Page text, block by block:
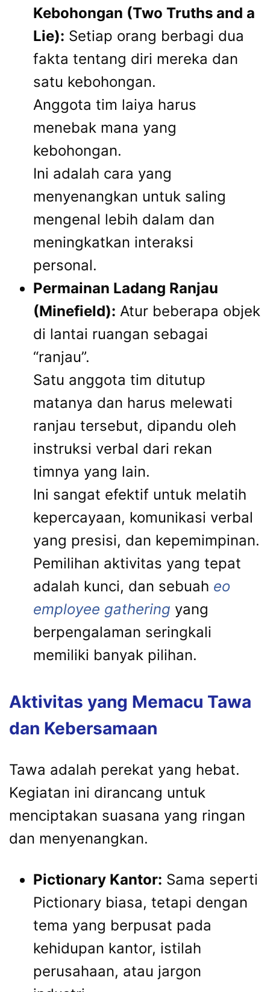
Kebohongan (Two Truths and a
Lie): Setiap orang berbagi dua
fakta tentang diri mereka dan
satu kebohongan.
Anggota tim laiya harus
menebak mana yang
kebohongan.
Ini adalah cara yang
menyenangkan untuk saling
mengenal lebih dalam dan
meningkatkan interaksi
personal.
Permainan Ladang Ranjau
(Minefield): Atur beberapa objek
di lantai ruangan sebagai
“ranjau”.
Satu anggota tim ditutup
matanya dan harus melewati
ranjau tersebut, dipandu oleh
instruksi verbal dari rekan
timnya yang lain.
Ini sangat efektif untuk melatih
kepercayaan, komunikasi verbal
yang presisi, dan kepemimpinan.
Pemilihan aktivitas yang tepat
adalah kunci, dan sebuah eo
employee gathering yang
berpengalaman seringkali
memiliki banyak pilihan.
Aktivitas yang Memacu Tawa
dan Kebersamaan
Tawa adalah perekat yang hebat.
Kegiatan ini dirancang untuk
menciptakan suasana yang ringan
dan menyenangkan.
Pictionary Kantor: Sama seperti
Pictionary biasa, tetapi dengan
tema yang berpusat pada
kehidupan kantor, istilah
perusahaan, atau jargon